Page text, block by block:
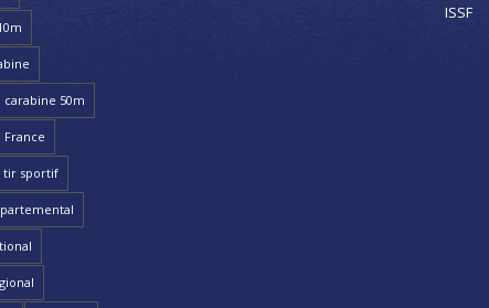
carabine 50m
France
tir sportif
ISSF